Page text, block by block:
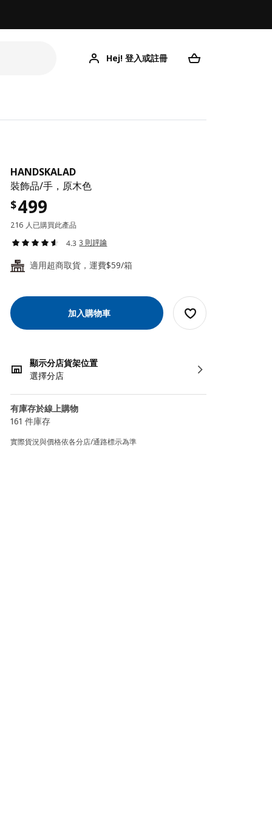
Hej! 登入或註冊
HANDSKALAD
裝飾品/手，原木色
$499
216 人已購買此產品
4.3 3 則評論
24 適用超商取貨，運費$59/箱
加入購物車
顯示分店貨架位置
選擇分店
有庫存於線上購物
161 件庫存
實際貨況與價格依各分店/通路標示為準